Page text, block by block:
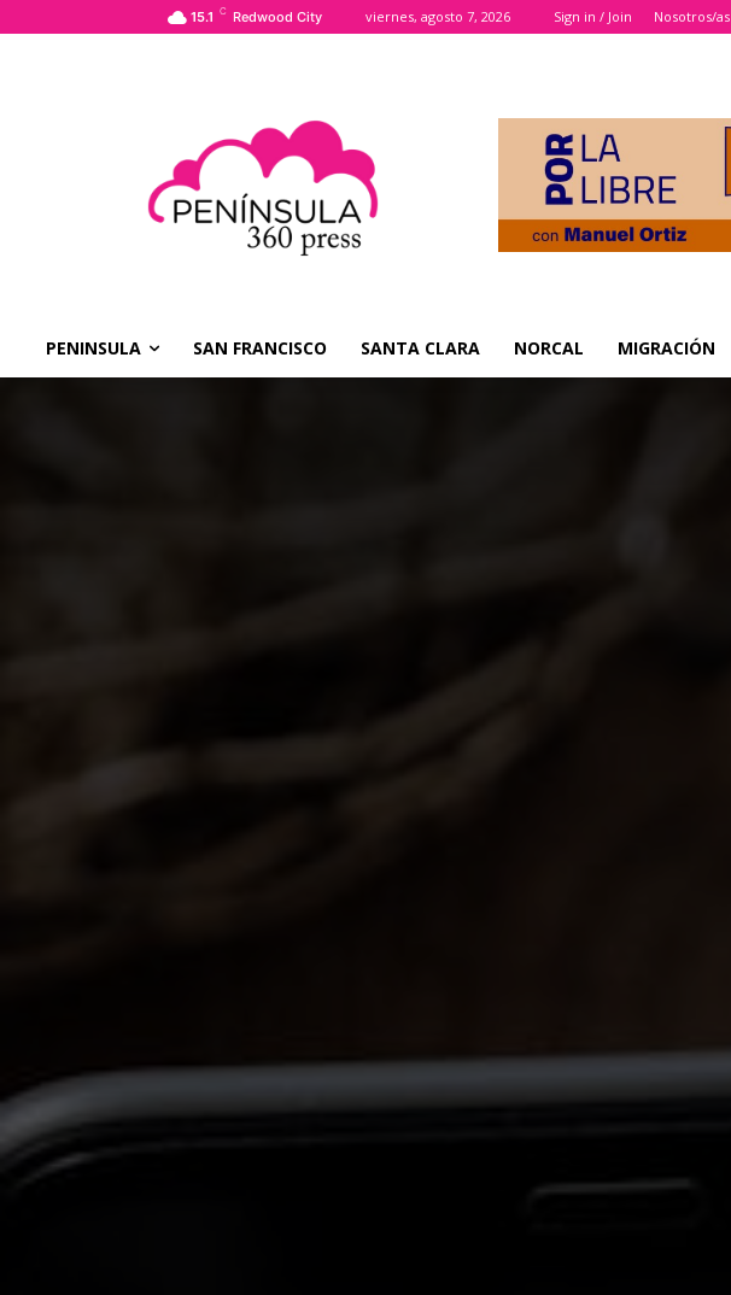
15.1 C Redwood City viernes, agosto 7, 2026 Sign in / Join Nosotros/as
PENINSULA SAN FRANCISCO SANTA CLARA NORCAL MIGRACIÓN